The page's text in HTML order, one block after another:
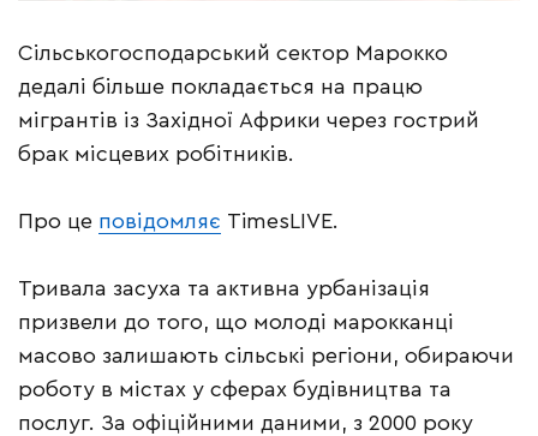
Сільськогосподарський сектор Марокко
дедалі більше покладається на працю
мігрантів із Західної Африки через гострий
брак місцевих робітників.
Про це повідомляє TimesLIVE.
Тривала засуха та активна урбанізація
призвели до того, що молоді марокканці
масово залишають сільські регіони, обираючи
роботу в містах у сферах будівництва та
послуг. За офіційними даними, з 2000 року